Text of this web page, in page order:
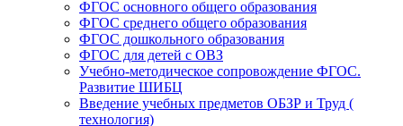
ФГОС основного общего образования
ФГОС среднего общего образования
ФГОС дошкольного образования
ФГОС для детей с ОВЗ
Учебно-методическое сопровождение ФГОС.
Развитие ШИБЦ
Введение учебных предметов ОБЗР и Труд (
технология)